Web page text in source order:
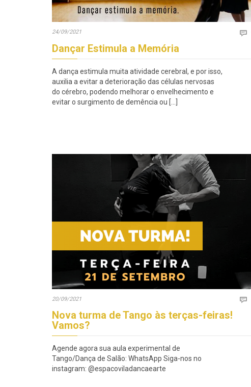
24/09/2021 
Dançar Estimula a Memória
A dança estimula muita atividade cerebral, e por isso,
auxilia a evitar a deterioração das células nervosas
do cérebro, podendo melhorar o envelhecimento e
evitar o surgimento de demência ou […]
20/09/2021 
Nova turma de Tango às terças-feiras!
Vamos?
Agende agora sua aula experimental de
Tango/Dança de Salão: WhatsApp Siga-nos no
instagram: @espacoviladancaearte